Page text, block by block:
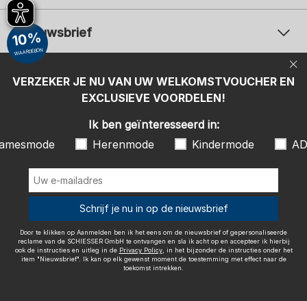
Nieuwsbrief
Uw
Uw e-mailadres
Aanmelden
Herenmode
ADIDAS
Door te klikken op Aanmelden ben ik het eens om de nieuwsbrief of
gepersonaliseerde reclame van de SCHIESSER GmbH te ontvangen en
sla ik acht op en accepteer ik hierbij ook de instructies en uitleg in de
, in het bijzonder de instructies onder het item
effect naar de toekomst intrekken.
Betaalwijzen
Wij bezorgen met
VERZEKER JE NU VAN UW WELKOMSTVOUCHER EN
EXCLUSIEVE VOORDELEN!
10%
WAARDEBON
Ik ben geïnteresseerd in:
Herenmode Kindermode
Schrijf je nu in op de nieuwsbrief
Door te klikken op Aanmelden ben ik het eens om de nieuwsbrief of gepersonaliseerde
reclame van de SCHIESSER GmbH te ontvangen en sla ik acht op en accepteer ik hierbij
ook de instructies en uitleg in de Privacy Policy, in het bijzonder de instructies onder het
item "Nieuwsbrief". Ik kan op elk gewenst moment de toestemming met effect naar de
toekomst intrekken.